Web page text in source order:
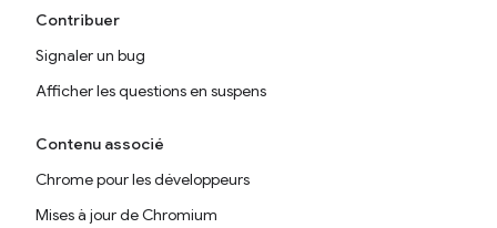
Contribuer
Signaler un bug
Afficher les questions en suspens
Contenu associé
Chrome pour les développeurs
Mises à jour de Chromium